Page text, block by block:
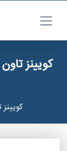
کویینز